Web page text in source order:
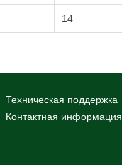
14
Техническая поддержка
Контактная информация